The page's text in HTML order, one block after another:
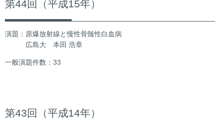
第44回（平成15年）
演題：原爆放射線と慢性骨髄性白血病
広島大 本田 浩章
一般演題件数：33
第43回（平成14年）